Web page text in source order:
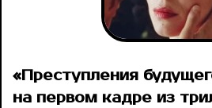
«Преступления
на первом кадре из